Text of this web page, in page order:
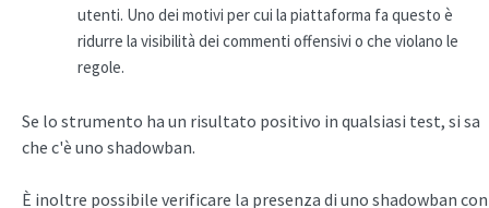
utenti. Uno dei motivi per cui la piattaforma fa questo è
ridurre la visibilità dei commenti offensivi o che violano le
regole.
Se lo strumento ha un risultato positivo in qualsiasi test, si sa
che c'è uno shadowban.
È inoltre possibile verificare la presenza di uno shadowban con